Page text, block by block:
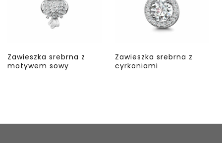
Zawieszka srebrna z
motywem sowy
Zawieszka srebrna z
cyrkoniami